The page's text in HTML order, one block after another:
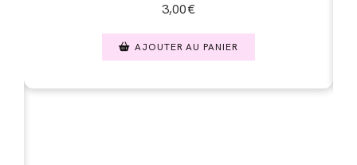
3,00€
AJOUTER AU PANIER